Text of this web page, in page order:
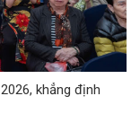
khẳng định